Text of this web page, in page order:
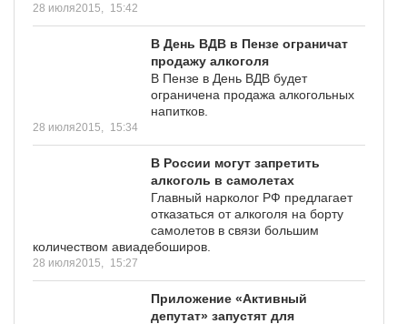
28 июля2015, 15:42
В День ВДВ в Пензе ограничат
продажу алкоголя
В Пензе в День ВДВ будет
ограничена продажа алкогольных
напитков.
28 июля2015, 15:34
В России могут запретить
алкоголь в самолетах
Главный нарколог РФ предлагает
отказаться от алкоголя на борту
самолетов в связи большим
количеством авиадебоширов.
28 июля2015, 15:27
Приложение «Активный
депутат» запустят для